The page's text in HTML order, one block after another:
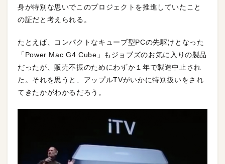
身が特別な思いでこのプロジェクトを推進していたこと
の証だと考えられる。
たとえば、コンパクトなキューブ型PCの先駆けとなった
「Power Mac G4 Cube」もジョブズのお気に入りの製品
だったが、販売不振のためにわずか１年で製造中止され
た。それを思うと、アップルTVがいかに特別扱いをされ
てきたかがわかるだろう。